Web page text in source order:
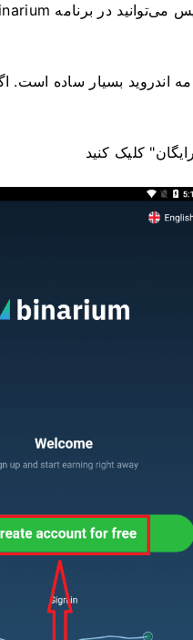
اندروید بسیار ساده است.